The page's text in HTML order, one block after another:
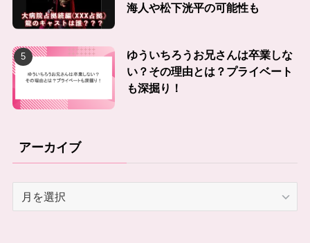
海人や松下洸平の可能性も
ゆういちろうお兄さんは卒業しな
い？その理由とは？プライベート
も深掘り！
アーカイブ